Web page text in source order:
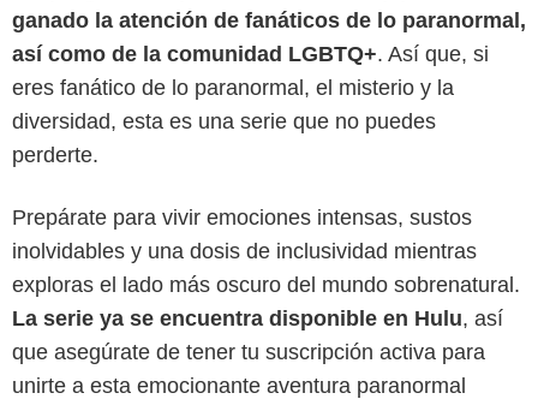
ganado la atención de fanáticos de lo paranormal,
así como de la comunidad LGBTQ+. Así que, si
eres fanático de lo paranormal, el misterio y la
diversidad, esta es una serie que no puedes
perderte.
Prepárate para vivir emociones intensas, sustos
inolvidables y una dosis de inclusividad mientras
exploras el lado más oscuro del mundo sobrenatural.
La serie ya se encuentra disponible en Hulu, así
que asegúrate de tener tu suscripción activa para
unirte a esta emocionante aventura paranormal